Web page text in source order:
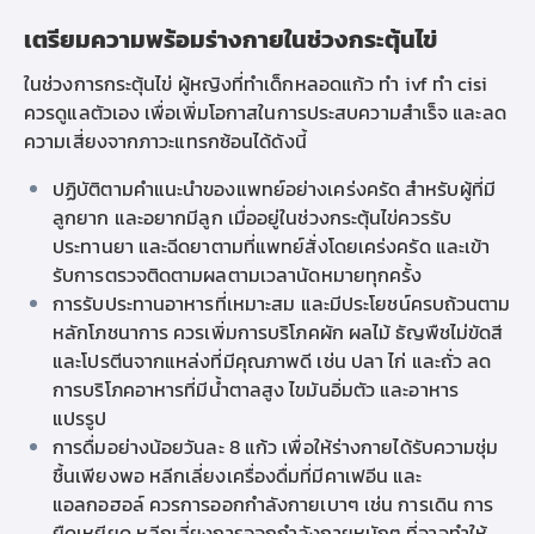
เตรียมความพร้อมร่างกายในช่วงกระตุ้นไข่
ในช่วงการกระตุ้นไข่ ผู้หญิงที่ทำเด็กหลอดแก้ว ทำ ivf ทำ cisi
ควรดูแลตัวเอง เพื่อเพิ่มโอกาสในการประสบความสำเร็จ และลด
ความเสี่ยงจากภาวะแทรกซ้อนได้ดังนี้
ปฏิบัติตามคำแนะนำของแพทย์อย่างเคร่งครัด สำหรับผู้ที่มี
ลูกยาก และอยากมีลูก เมื่ออยู่ในช่วงกระตุ้นไข่ควรรับ
ประทานยา และฉีดยาตามที่แพทย์สั่งโดยเคร่งครัด และเข้า
รับการตรวจติดตามผลตามเวลานัดหมายทุกครั้ง
การรับประทานอาหารที่เหมาะสม และมีประโยชน์ครบถ้วนตาม
หลักโภชนาการ ควรเพิ่มการบริโภคผัก ผลไม้ ธัญพืชไม่ขัดสี
และโปรตีนจากแหล่งที่มีคุณภาพดี เช่น ปลา ไก่ และถั่ว ลด
การบริโภคอาหารที่มีน้ำตาลสูง ไขมันอิ่มตัว และอาหาร
แปรรูป
การดื่มอย่างน้อยวันละ 8 แก้ว เพื่อให้ร่างกายได้รับความชุ่ม
ชื้นเพียงพอ หลีกเลี่ยงเครื่องดื่มที่มีคาเฟอีน และ
แอลกอฮอล์ ควรการออกกำลังกายเบาๆ เช่น การเดิน การ